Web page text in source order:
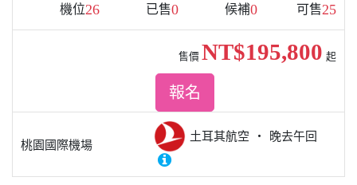
機位26 已售0 候補0 可售25
桃園國際機場
土耳其航空 晚去午回
售價 NT$195,800 起
報名